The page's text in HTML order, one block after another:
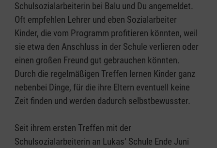
Schulsozialarbeiterin bei Balu und Du angemeldet.
Oft empfehlen Lehrer und eben Sozialarbeiter
Kinder, die vom Programm profitieren könnten, weil
sie etwa den Anschluss in der Schule verlieren oder
einen großen Freund gut gebrauchen könnten.
Durch die regelmäßigen Treffen lernen Kinder ganz
nebenbei Dinge, für die ihre Eltern eventuell keine
Zeit finden und werden dadurch selbstbewusster.
Seit ihrem ersten Treffen mit der
Schulsozialarbeiterin an Lukas‘ Schule Ende Juni